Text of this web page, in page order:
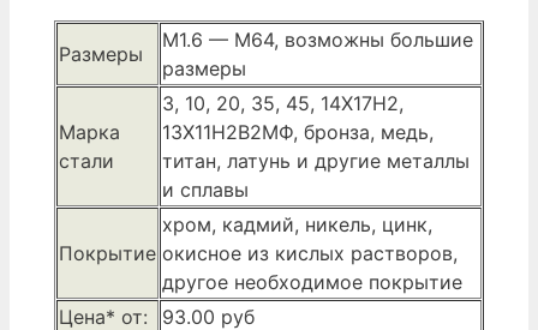
Размеры
М1.6 — М64, возможны большие
размеры
Марка
стали
3, 10, 20, 35, 45, 14Х17Н2,
13Х11Н2В2МФ, бронза, медь,
титан, латунь и другие металлы
и сплавы
Покрытие
хром, кадмий, никель, цинк,
окисное из кислых растворов,
другое необходимое покрытие
Цена* от:
93.00 руб